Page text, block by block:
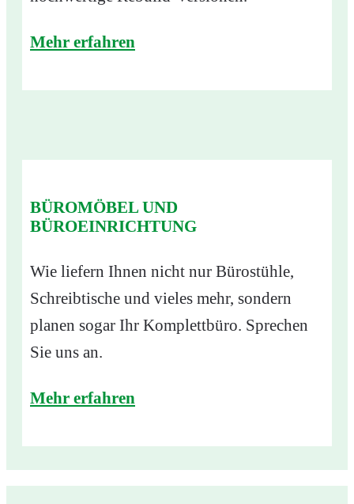
Mehr erfahren
BÜROMÖBEL UND
BÜROEINRICHTUNG
Wie liefern Ihnen nicht nur Bürostühle,
Schreibtische und vieles mehr, sondern
planen sogar Ihr Komplettbüro. Sprechen
Sie uns an.
Mehr erfahren